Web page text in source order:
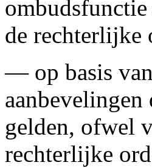
de rechterlijke
— op basis
gelden, ofwel
rechterlijke